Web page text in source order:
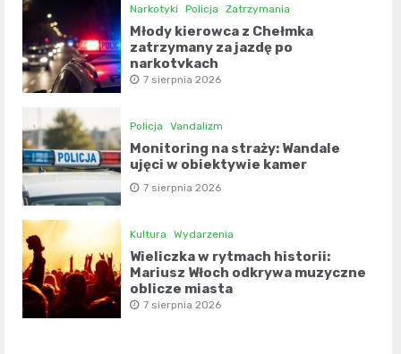
Narkotyki Policja Zatrzymania
Młody kierowca z Chełmka
zatrzymany za jazdę po
narkotykach
7 sierpnia 2026
Policja Vandalizm
Monitoring na straży: Wandale
ujęci w obiektywie kamer
7 sierpnia 2026
Kultura Wydarzenia
Wieliczka w rytmach historii:
Mariusz Włoch odkrywa muzyczne
oblicze miasta
7 sierpnia 2026